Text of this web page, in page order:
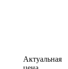
Актуальная